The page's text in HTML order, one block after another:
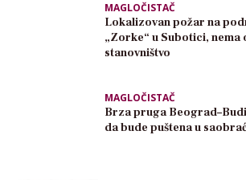
MAGLOČISTAČ
Lokalizovan požar na
„Zorke“ u Subotici, nema
stanovništvo
MAGLOČISTAČ
Brza pruga
da bude puštena u